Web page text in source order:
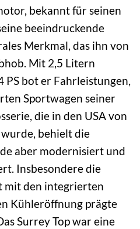
bekannt für seinen
beeindruckende
Merkmal, das ihn von
Mit 2,5 Litern
bot er Fahrleistungen,
Sportwagen seiner
die in den USA von
behielt die
aber modernisiert und
Insbesondere die
mit den integrierten
Kühleröffnung prägte
Surrey Top war eine